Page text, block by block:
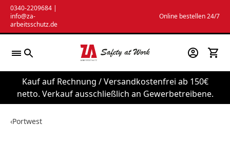
Zum
Inhalt
springen
0340-2209684 |
info@za-
arbeitsschutz.de
Online bestellen 24/7
Kauf auf Rechnung / Versandkostenfrei ab 150€
netto. Verkauf ausschließlich an Gewerbetreibene.
‹Portwest